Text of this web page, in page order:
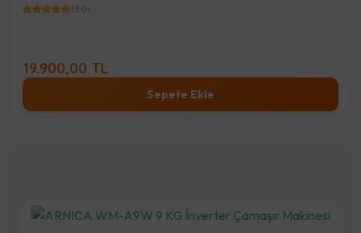
(5.0)
19.900,00 TL
Sepete Ekle